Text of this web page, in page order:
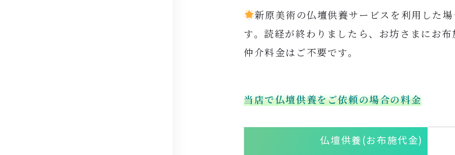
新原美術の仏壇供養サービスを利用した
す。読経が終わりましたら、 お坊さまにお
仲介料金はご不要です。
当店で仏壇供養をご依頼の場合の料金
仏壇供養(お布施代金)